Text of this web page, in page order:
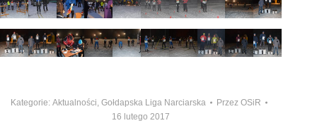
Kategorie: Aktualności, Gołdapska Liga Narciarska Przez OSiR
16 lutego 2017